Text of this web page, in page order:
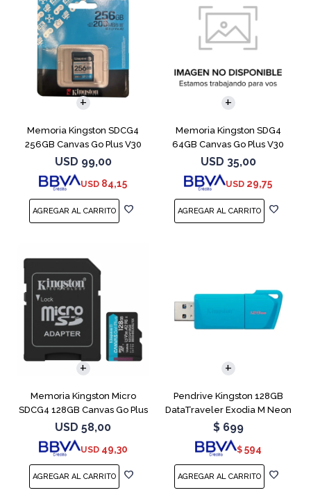
Memoria Kingston SDCG4
256GB Canvas Go Plus V30
USD 99,00
USD 84,15
Memoria Kingston SDG4
64GB Canvas Go Plus V30
USD 35,00
USD 29,75
Memoria Kingston Micro
SDCG4 128GB Canvas Go Plus
V30
USD 58,00
USD 49,30
Pendrive Kingston 128GB
DataTraveler Exodia M Neon
Blue
$ 699
$ 594